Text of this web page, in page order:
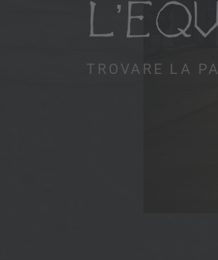
TROVARE LA